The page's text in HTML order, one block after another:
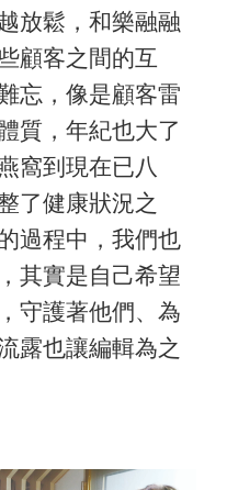
放鬆，和樂融融
顧客之間的互
忘，像是顧客雷
質，年紀也大了
窩到現在已八
了健康狀況之
過程中，我們也
其實是自己希望
守護著他們、為
露也讓編輯為之